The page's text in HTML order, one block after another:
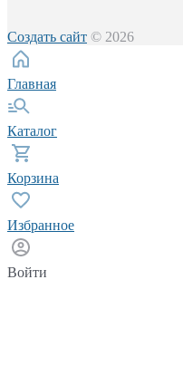
Создать сайт © 2026
Главная
Каталог
Корзина
Избранное
Войти